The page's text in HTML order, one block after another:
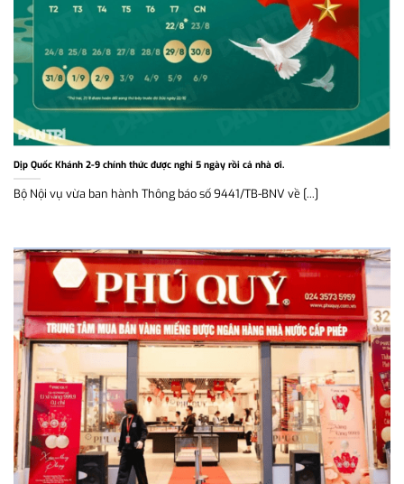
Dịp Quốc Khánh 2-9 chính thức được nghỉ 5 ngày rồi cả nhà ơi.
Bộ Nội vụ vừa ban hành Thông báo số 9441/TB-BNV về [...]